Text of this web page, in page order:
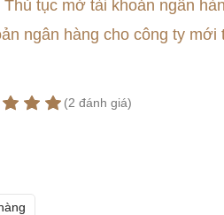
tục mở tài khoản ngân
ngân hàng cho công ty mới
(2 đánh giá)